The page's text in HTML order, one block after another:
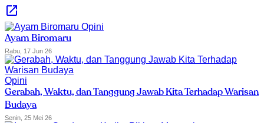
Opini
Ayam Biromaru
Rabu, 17 Jun 26
Opini
Gerabah, Waktu, dan Tanggung Jawab Kita Terhadap Warisan
Budaya
Senin, 25 Mei 26